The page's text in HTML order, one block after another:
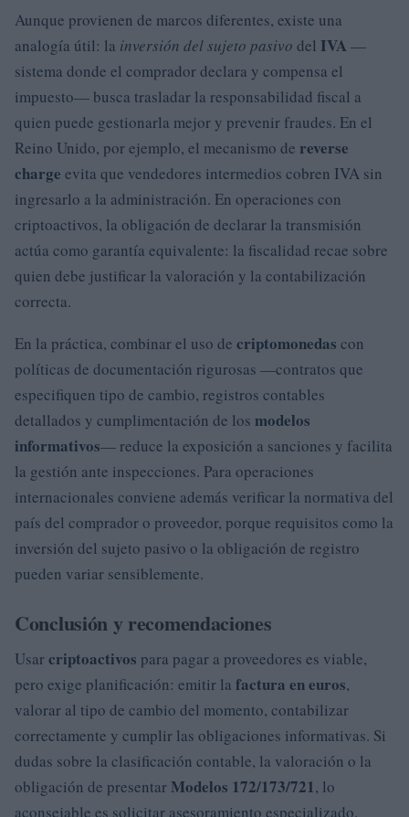
Aunque provienen de marcos diferentes, existe una
analogía útil: la inversión del sujeto pasivo del IVA —
sistema donde el comprador declara y compensa el
impuesto— busca trasladar la responsabilidad fiscal a
quien puede gestionarla mejor y prevenir fraudes. En el
Reino Unido, por ejemplo, el mecanismo de reverse
charge evita que vendedores intermedios cobren IVA sin
ingresarlo a la administración. En operaciones con
criptoactivos, la obligación de declarar la transmisión
actúa como garantía equivalente: la fiscalidad recae sobre
quien debe justificar la valoración y la contabilización
correcta.
En la práctica, combinar el uso de criptomonedas con
políticas de documentación rigurosas —contratos que
especifiquen tipo de cambio, registros contables
detallados y cumplimentación de los modelos
informativos— reduce la exposición a sanciones y facilita
la gestión ante inspecciones. Para operaciones
internacionales conviene además verificar la normativa del
país del comprador o proveedor, porque requisitos como la
inversión del sujeto pasivo o la obligación de registro
pueden variar sensiblemente.
Conclusión y recomendaciones
Usarcriptoactivos para pagar a proveedores es viable,
pero exige planificación: emitir la factura en euros,
valorar al tipo de cambio del momento, contabilizar
correctamente y cumplir las obligaciones informativas. Si
dudas sobre la clasificación contable, la valoración o la
obligación de presentar Modelos 172/173/721, lo
aconsejable es solicitar asesoramiento especializado.